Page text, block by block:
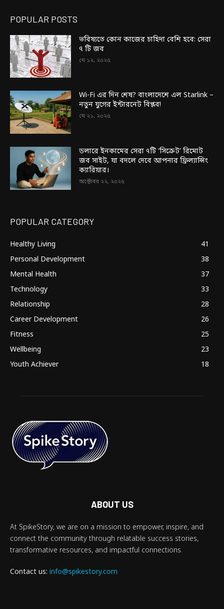
POPULAR POSTS
ভবিষ্যতে কোন কাজের চাহিদা বেশি হবে: সেরা
৭ টি জব
মে ১২, ২০২৫
Wi-Fi এর দিন শেষ? বাংলাদেশে এল Starlink –
নতুন যুগের ইন্টারনেট বিপ্লব!
মে ২১, ২০২৫
ডলারে ইনকামের সেরা ৭টি ‘সিক্রেট’ রিমোট
জব সাইট, যা বদলে দেবে আপনার ফ্রিল্যান্সিং
ক্যারিয়ার।
অক্টোবর ২২, ২০২৫
POPULAR CATEGORY
Healthy Living
41
Personal Development
38
Mental Health
37
Technology
33
Relationship
28
Career Development
26
Fitness
25
Wellbeing
23
Youth Achiever
18
ABOUT US
At SpikeStory, we are on a mission to empower, inspire, and
connect the community through relatable success stories,
transformative resources, and impactful connections.
Contact us: info@spikestory.com